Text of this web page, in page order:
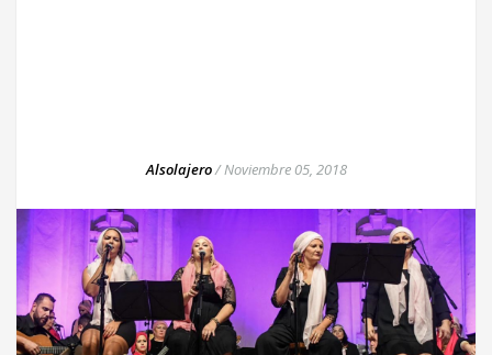
Alsolajero/Noviembre 05, 2018